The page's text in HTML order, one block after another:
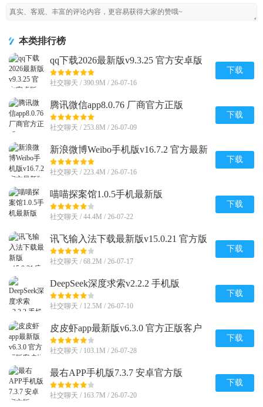
本类排行榜
qq下载2026最新版v9.3.25 官方安卓版
社交聊天 / 390.9M / 26-07-16
下载
腾讯微信app8.0.76 厂商官方正版
社交聊天 / 253.8M / 26-07-09
下载
新浪微博Weibo手机版v16.7.2 官方最新
版
社交聊天 / 223.4M / 26-07-16
下载
喵喵探案馆1.0.5手机最新版
社交聊天 / 44.4M / 26-07-22
下载
讯飞输入法下载最新版v15.0.21 官方版
社交聊天 / 68.2M / 26-07-17
下载
DeepSeek深度求索v2.2.2 手机版
社交聊天 / 12.5M / 26-07-10
下载
皮皮虾app最新版v6.3.0 官方正版客户
端
社交聊天 / 103.1M / 26-07-28
下载
最右APP手机版7.3.7 安卓官方版
社交聊天 / 163.7M / 26-07-20
下载